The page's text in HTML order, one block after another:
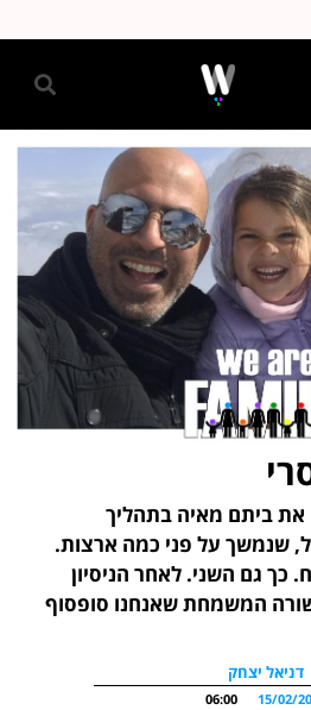
את ביתם מאיה בתהליך
שנמשך על פני כמה ארצות.
כך גם השני. לאחר הניסיון
המשמחת שאנחנו סופסוף
דניאל יצחק
15/02/
06:00